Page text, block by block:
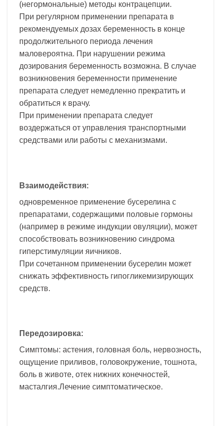
(негормональные) методы контрацепции.
При регулярном применении препарата в
рекомендуемых дозах беременность в конце
продолжительного периода лечения
маловероятна. При нарушении режима
дозирования беременность возможна. В случае
возникновения беременности применение
препарата следует немедленно прекратить и
обратиться к врачу.
При применении препарата следует
воздержаться от управления транспортными
средствами или работы с механизмами.
Взаимодействия:
одновременное применение бусерелина с
препаратами, содержащими половые гормоны
(например в режиме индукции овуляции), может
способствовать возникновению синдрома
гиперстимуляции яичников.
При сочетанном применении бусерелин может
снижать эффективность гипогликемизирующих
средств.
Передозировка:
Симптомы: астения, головная боль, нервозность,
ощущение приливов, головокружение, тошнота,
боль в животе, отек нижних конечностей,
масталгия.Лечение симптоматическое.